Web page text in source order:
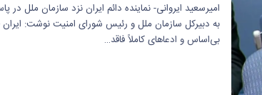
به دبیرکل
بی‌اساس و ادعاهای کاملاً فاقد…